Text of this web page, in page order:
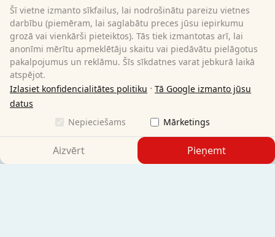
Datu aizsardzība
Sīkfaili
Atcelšanas politika
Imprint
Līguma atcelšana
Sleezzz GmbH
Grebbener Str. 7
52525 Heinsberg
customer-service@matratzen.discount
Šī vietne izmanto sīkfailus, lai nodrošinātu pareizu vietnes
darbību (piemēram, lai saglabātu preces jūsu iepirkumu
grozā vai vienkārši pieteiktos). Tās tiek izmantotas arī, lai
anonīmi mērītu apmeklētāju skaitu vai piedāvātu pielāgotus
pakalpojumus un reklāmu. Šīs sīkdatnes varat jebkurā laikā
atspējot.
Izlasiet konfidencialitātes politiku · Tā Google izmanto jūsu
datus
Nepieciešams
Mārketings
Aizvērt Pieņemt